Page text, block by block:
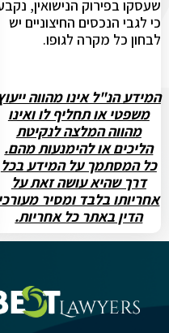
שעסקו בפירוק הנישואין, נקבע
כי לגבי הנכסים החיצוניים יש
לבחון כל מקרה לגופו.
המידע הנ"ל אינו מהווה ייעוץ
משפטי או תחליף לו ואינו
מהווה המלצה לנקיטת
הליכים או להימנעות מהם.
כל המסתמך על המידע בכל
דרך שהיא עושה זאת על
אחריותו בלבד ומסיר מעורכי
הדין באתר כל אחריות.